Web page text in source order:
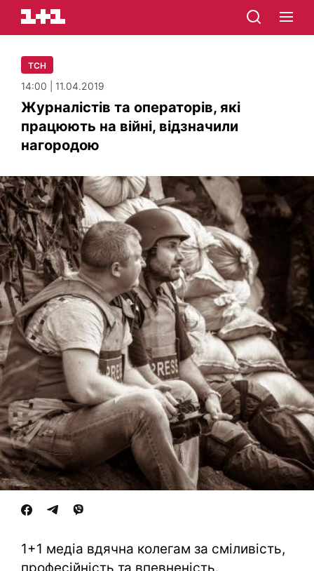
ТСН
14:00 | 11.04.2019
Журналістів та операторів, які
працюють на війні, відзначили
нагородою
1+1 медіа вдячна колегам за сміливість,